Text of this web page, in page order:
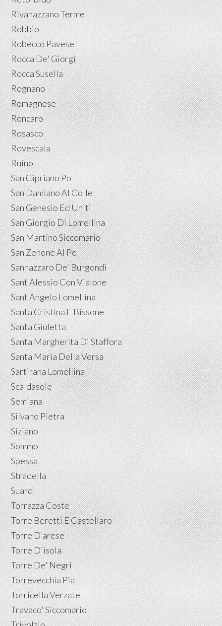
Rivanazzano Terme
Robbio
Robecco Pavese
Rocca De' Giorgi
Rocca Susella
Rognano
Romagnese
Roncaro
Rosasco
Rovescala
Ruino
San Cipriano Po
San Damiano Al Colle
San Genesio Ed Uniti
San Giorgio Di Lomellina
San Martino Siccomario
San Zenone Al Po
Sannazzaro De' Burgondi
Sant'Alessio Con Vialone
Sant'Angelo Lomellina
Santa Cristina E Bissone
Santa Giuletta
Santa Margherita Di Staffora
Santa Maria Della Versa
Sartirana Lomellina
Scaldasole
Semiana
Silvano Pietra
Siziano
Sommo
Spessa
Stradella
Suardi
Torrazza Coste
Torre Beretti E Castellaro
Torre D'arese
Torre D'isola
Torre De' Negri
Torrevecchia Pia
Torricella Verzate
Travaco' Siccomario